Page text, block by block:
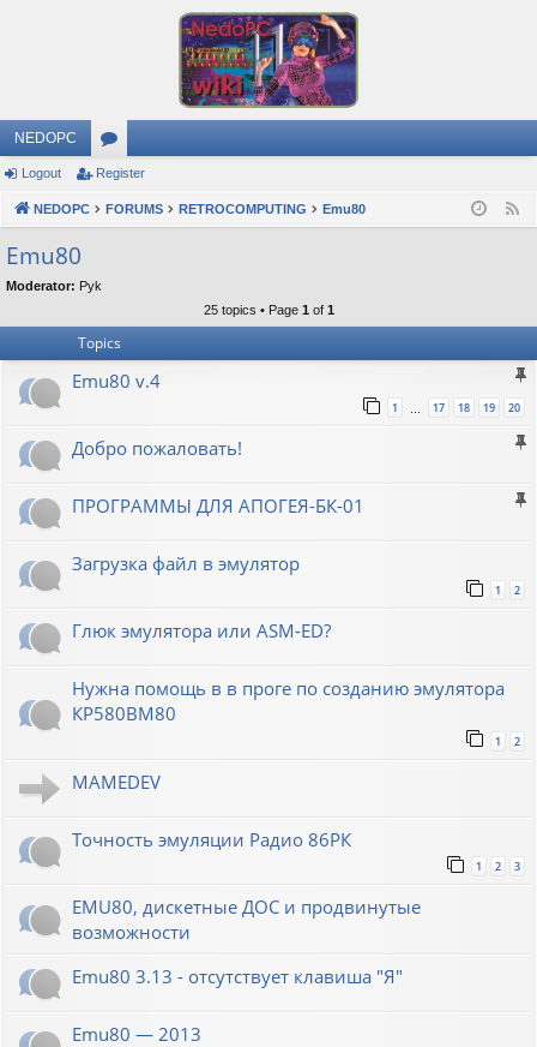
NEDOPC
or
u
Logout Register
NEDOPC FORUMS RETROCOMPUTING Emu80
Emu80
Moderator: Pyk
25 topics • Page 1 of 1
Topics
Emu80 v.4
1 … 17 18 19 20
Добро пожаловать!
ПРОГРАММЫ ДЛЯ АПОГЕЯ-БК-01
Загрузка файл в эмулятор
1 2
Глюк эмулятора или ASM-ED?
Нужна помощь в в проге по созданию эмулятора
КР580ВМ80
1 2
MAMEDEV
Точность эмуляции Радио 86РК
1 2 3
EMU80, дискетные ДОС и продвинутые
возможности
Emu80 3.13 - отсутствует клавиша "Я"
Emu80 — 2013